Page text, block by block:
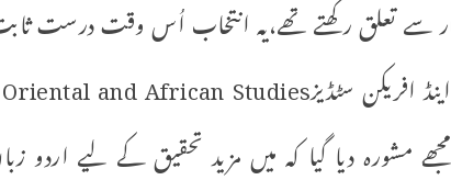
مشورہ دیا گیا کہ میں مزید تحقیق کے لیے اردو